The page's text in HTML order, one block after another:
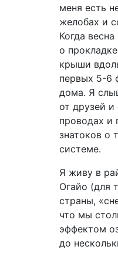
меня есть
желобах и
Когда
о
крыши
первых 5-6
дома. Я
от друзей и
проводах и
знатоков о
системе.
Я живу в
Огайо (для
страны,
что мы
эффектом
до